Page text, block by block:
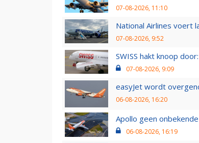
07-08-2026, 11:10
National Airlines voert
07-08-2026, 9:52
SWISS hakt knoop
07-08-2026, 9:09
easyJet wordt
06-08-2026, 16:20
Apollo geen
06-08-2026, 16:19